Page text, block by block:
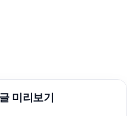
미리보기